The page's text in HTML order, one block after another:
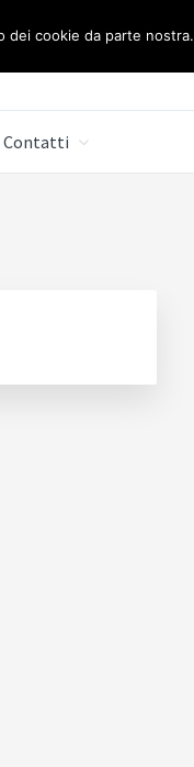
Contatti
dei cookie da parte nostra.